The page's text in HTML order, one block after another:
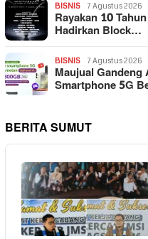
BISNIS 7 Agustus 2026
Rayakan 10
Hadirkan Block…
BISNIS 7 Agustus 2026
Maujual
Smartphone 5G
BERITA SUMUT